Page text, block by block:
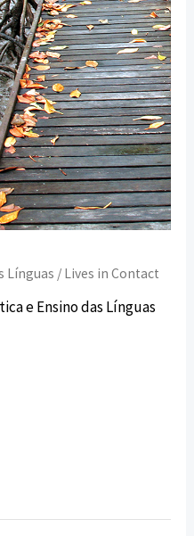
Línguas / Lives in Contact
e Ensino das Línguas